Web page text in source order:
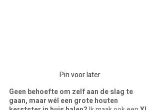
Pin voor later
Geen behoefte om zelf aan de slag te
gaan, maar wél een grote houten